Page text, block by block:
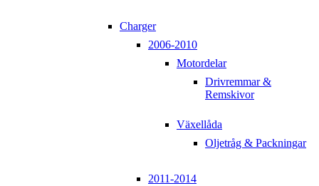
Charger
2006-2010
Motordelar
Drivremmar &
Remskivor
Växellåda
Oljetråg & Packningar
2011-2014